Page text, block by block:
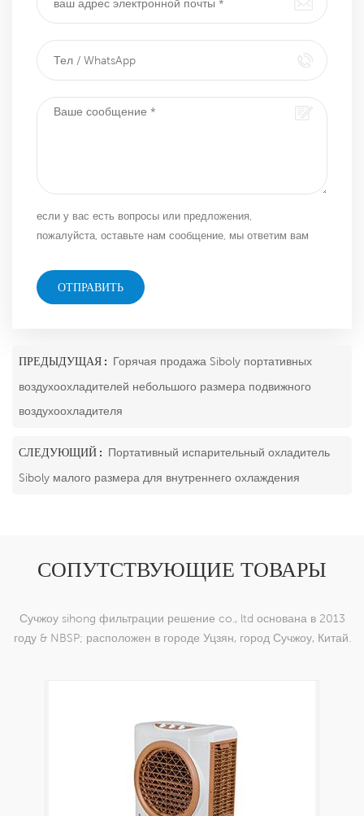
если у вас есть вопросы или предложения,
пожалуйста, оставьте нам сообщение, мы ответим вам
ОТПРАВИТЬ
ПРЕДЫДУЩАЯ : Горячая продажа Siboly портативных
воздухоохладителей небольшого размера подвижного
воздухоохладителя
СЛЕДУЮЩИЙ : Портативный испарительный охладитель
Siboly малого размера для внутреннего охлаждения
СОПУТСТВУЮЩИЕ ТОВАРЫ
Сучжоу sihong фильтрации решение co., ltd основана в 2013
году & NBSP; расположен в городе Уцзян, город Сучжоу, Китай.